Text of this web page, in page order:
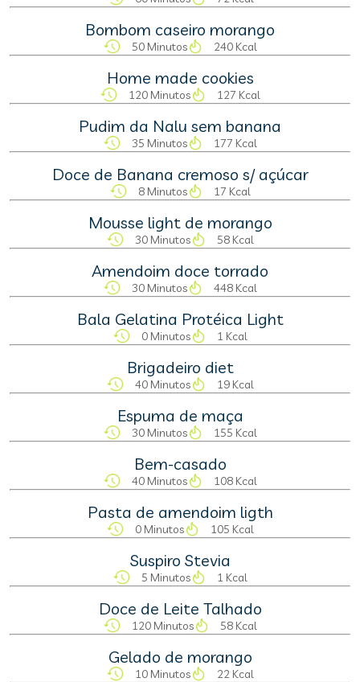
Bombom caseiro morango
50 Minutos 240 Kcal
Home made cookies
120 Minutos 127 Kcal
Pudim da Nalu sem banana
35 Minutos 177 Kcal
Doce de Banana cremoso s/ açúcar
8 Minutos 17 Kcal
Mousse light de morango
30 Minutos 58 Kcal
Amendoim doce torrado
30 Minutos 448 Kcal
Bala Gelatina Protéica Light
0 Minutos 1 Kcal
Brigadeiro diet
40 Minutos 19 Kcal
Espuma de maça
30 Minutos 155 Kcal
Bem-casado
40 Minutos 108 Kcal
Pasta de amendoim ligth
0 Minutos 105 Kcal
Suspiro Stevia
5 Minutos 1 Kcal
Doce de Leite Talhado
120 Minutos 58 Kcal
Gelado de morango
10 Minutos 22 Kcal